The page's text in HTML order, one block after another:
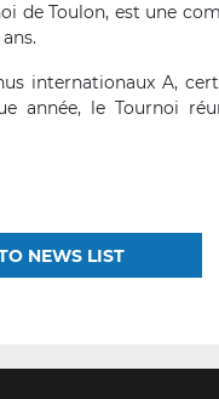
de Toulon, est une
internationaux A,
année, le Tournoi
NEWS LIST